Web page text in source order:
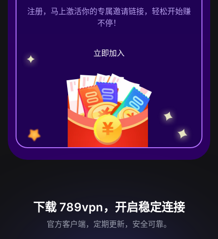
注册，马上激活你的专属邀请链接，轻松开始赚
不停！
立即加入
下载 789vpn，开启稳定连接
官方客户端，定期更新，安全可靠。